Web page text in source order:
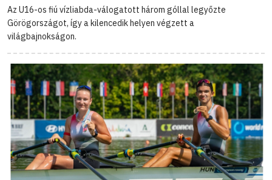
Az U16-os fiú vízliabda-válogatott három góllal legyőzte
Görögországot, így a kilencedik helyen végzett a
világbajnokságon.